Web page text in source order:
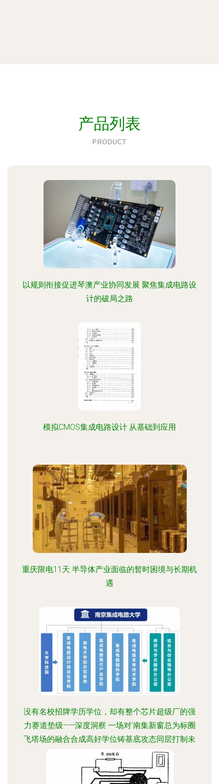
产品列表
PRODUCT
以规则衔接促进琴澳产业协同发展 聚焦集成电路设
计的破局之路
模拟CMOS集成电路设计 从基础到应用
重庆限电11天 半导体产业面临的暂时困境与长期机
遇
没有名校招牌学历学位，却有整个芯片超级厂的强
力赛道垫级——深度洞察 一场对'南集新窗总为标圈
飞塔场的融合合成高好学位铸基底攻态同层打制未
来IC帝业刻进的微观揭秘芯片功区单元组装夹链